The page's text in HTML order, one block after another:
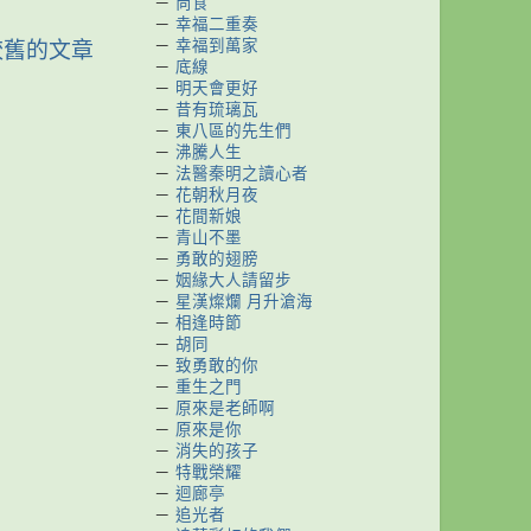
的文章
－ 幸福二重奏
－ 幸福到萬家
－ 底線
－ 明天會更好
－ 昔有琉璃瓦
－ 東八區的先生們
－ 沸騰人生
－ 法醫秦明之讀心者
－ 花朝秋月夜
－ 花間新娘
－ 青山不墨
－ 勇敢的翅膀
－ 姻緣大人請留步
－ 星漢燦爛 月升滄海
－ 相逢時節
－ 胡同
－ 致勇敢的你
－ 重生之門
－ 原來是老師啊
－ 原來是你
－ 消失的孩子
－ 特戰榮耀
－ 迴廊亭
－ 追光者